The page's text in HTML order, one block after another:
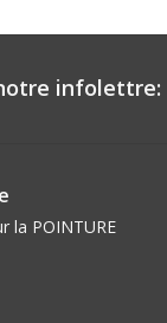
infolettre:
la POINTURE